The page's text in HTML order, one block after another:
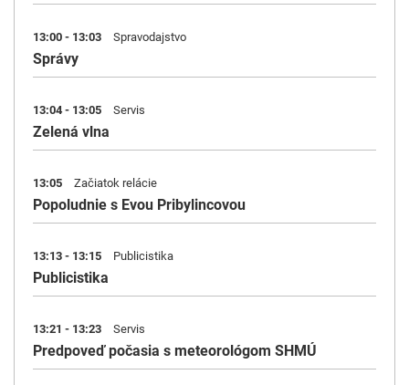
13:00 - 13:03 Spravodajstvo
Správy
13:04 - 13:05 Servis
Zelená vlna
13:05 Začiatok relácie
Popoludnie s Evou Pribylincovou
13:13 - 13:15 Publicistika
Publicistika
13:21 - 13:23 Servis
Predpoveď počasia s meteorológom SHMÚ